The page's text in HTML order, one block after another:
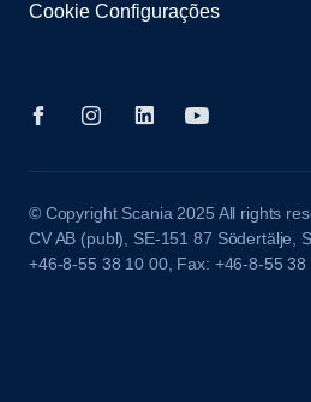
Cookie Configurações
© Copyright Scania 2025 All rights
CV AB (publ), SE-151 87 Södertälje,
+46-8-55 38 10 00, Fax: +46-8-55 38